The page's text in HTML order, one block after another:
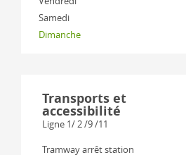
Samedi
Dimanche
Transports et
accessibilité
Ligne 1/ 2 /9 /11
Tramway arrêt station